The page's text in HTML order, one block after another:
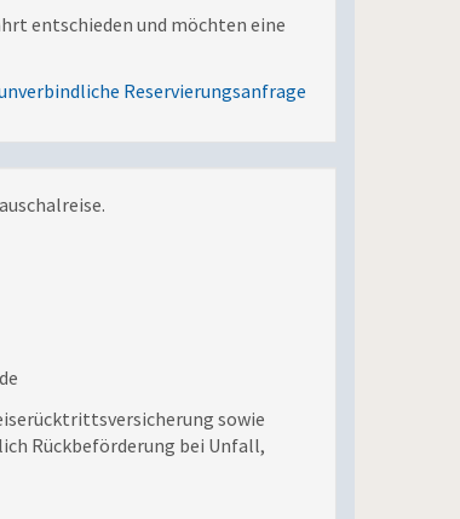
entschieden und möchten eine
Reservierungsanfrage
sowie
Rückbeförderung bei Unfall,